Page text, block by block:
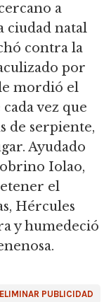
a
ciudad natal
contra la
por
mordió el
vez que
de serpiente,
Ayudado
Iolao,
el
Hércules
y humedeció
ELIMINAR PUBLICIDAD